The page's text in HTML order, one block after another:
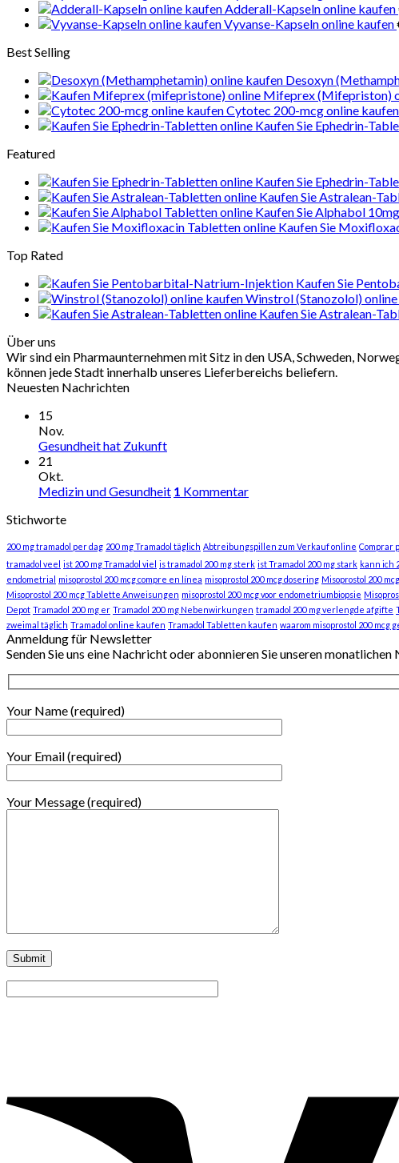
Adderall-Kapseln online kaufen
Vyvanse-Kapseln online kaufen
Best Selling
Desoxyn
Mifeprex (Mifepriston)
Cytotec 200-mcg online kaufen
Kaufen Sie Ephedrin-
Featured
Kaufen Sie Ephedrin-
Kaufen Sie Astralean-
Kaufen Sie Alphabol 10mg
Kaufen Sie
Top Rated
Kaufen Sie
Winstrol (Stanozolol)
Kaufen Sie Astralean-
Über uns
Wir sind ein Pharmaunternehmen mit Sitz in den USA, Schweden,
können jede Stadt innerhalb unseres Lieferbereichs beliefern.
Neuesten Nachrichten
15
Nov.
Gesundheit hat Zukunft
21
Okt.
Medizin und Gesundheit 1 Kommentar
Stichworte
200 mg tramadol per dag 200 mg Tramadol täglich Abtreibungspillen zum Verkauf online Comprar
tramadol veel ist 200 mg Tramadol viel is tramadol 200 mg sterk ist Tramadol 200 mg stark kann ich
endometrial misoprostol 200 mcg compre en línea misoprostol 200 mcg dosering Misoprostol 200
Misoprostol 200 mcg Tablette Anweisungen misoprostol 200 mcg voor endometriumbiopsie
Depot Tramadol 200 mg er Tramadol 200 mg Nebenwirkungen tramadol 200 mg verlengde afgifte
zweimal täglich Tramadol online kaufen Tramadol Tabletten kaufen waarom misoprostol 200 mcg
Anmeldung für Newsletter
Senden Sie uns eine Nachricht oder abonnieren Sie unseren
Your Name (required)
Your Email (required)
Your Message (required)